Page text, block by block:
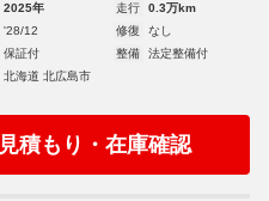
2025年 走行
0.3万km
'28/12 修復
なし
保証付 整備
法定整備付
北海道 北広島市
見積もり・在庫確認